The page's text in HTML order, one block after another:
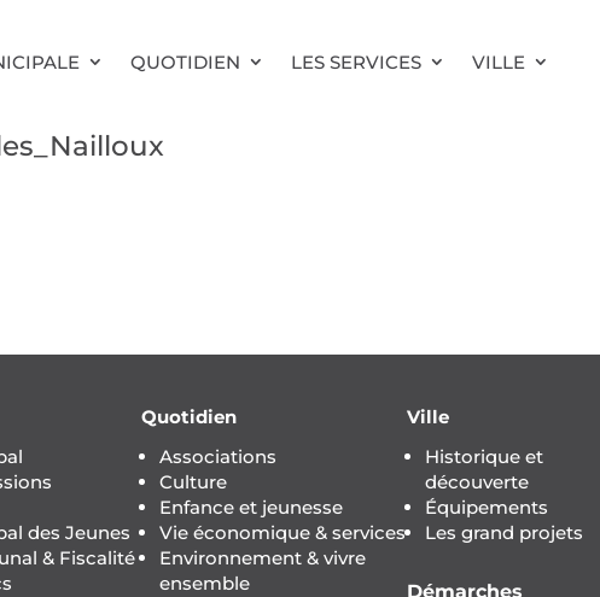
QUOTIDIEN LES SERVICES VILLE
des Jeunes
& Fiscalité
Quotidien
Associations
Culture
Enfance et jeunesse
Vie économique & services
Environnement & vivre
ensemble
Ville
Historique et
découverte
Équipements
Les grand projets
Démarches